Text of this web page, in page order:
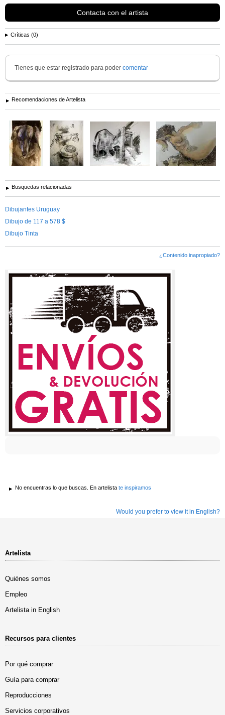
Contacta con el artista
Críticas (0)
Tienes que estar registrado para poder comentar
Recomendaciones de Artelista
Busquedas relacionadas
Dibujantes Uruguay
Dibujo de 117 a 578 $
Dibujo Tinta
¿Contenido inapropiado?
No encuentras lo que buscas. En artelista te inspiramos
Would you prefer to view it in English?
Artelista
Quiénes somos
Empleo
Artelista in English
Recursos para clientes
Por qué comprar
Guía para comprar
Reproducciones
Servicios corporativos